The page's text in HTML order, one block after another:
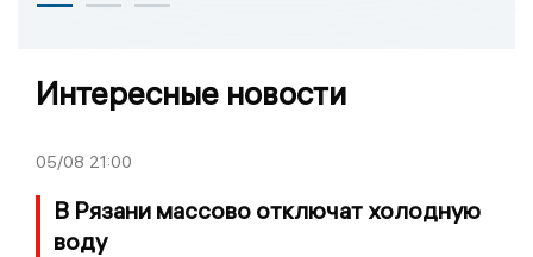
Интересные новости
05/08 21:00
В Рязани массово отключат холодную
воду